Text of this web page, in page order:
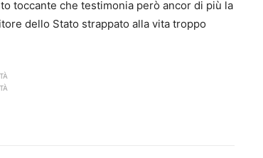
toccante che testimonia però ancor di più la
dello Stato strappato alla vita troppo